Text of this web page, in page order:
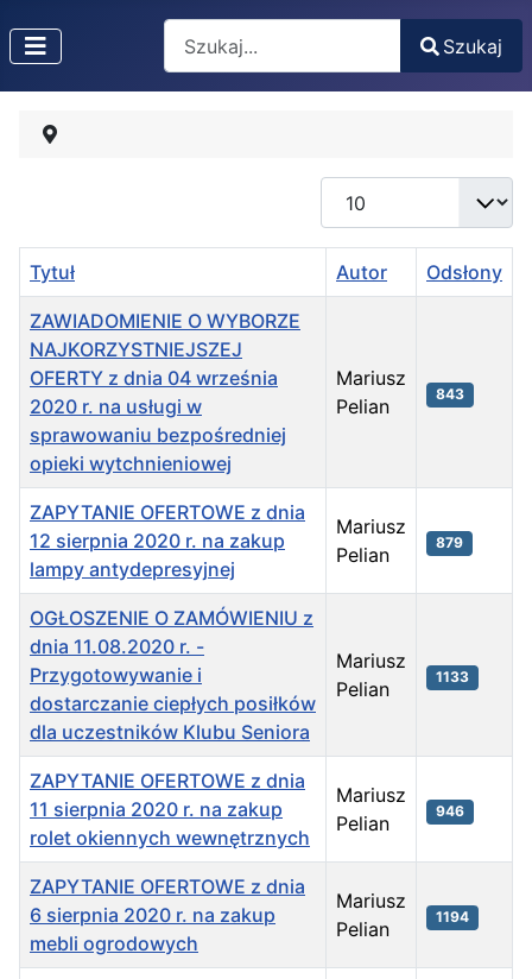
Type 2 or more characters for results.
Szukaj
Pokaż #
Tytuł Autor Odsłony
ZAWIADOMIENIE O WYBORZE
NAJKORZYSTNIEJSZEJ
OFERTY z dnia 04 września
2020 r. na usługi w
sprawowaniu bezpośredniej
opieki wytchnieniowej
Mariusz
Pelian
843
ZAPYTANIE OFERTOWE z dnia
12 sierpnia 2020 r. na zakup
lampy antydepresyjnej
Mariusz
Pelian
879
OGŁOSZENIE O ZAMÓWIENIU z
dnia 11.08.2020 r. -
Przygotowywanie i
dostarczanie ciepłych posiłków
dla uczestników Klubu Seniora
Mariusz
Pelian
1133
ZAPYTANIE OFERTOWE z dnia
11 sierpnia 2020 r. na zakup
rolet okiennych wewnętrznych
Mariusz
Pelian
946
ZAPYTANIE OFERTOWE z dnia
6 sierpnia 2020 r. na zakup
mebli ogrodowych
Mariusz
Pelian
1194